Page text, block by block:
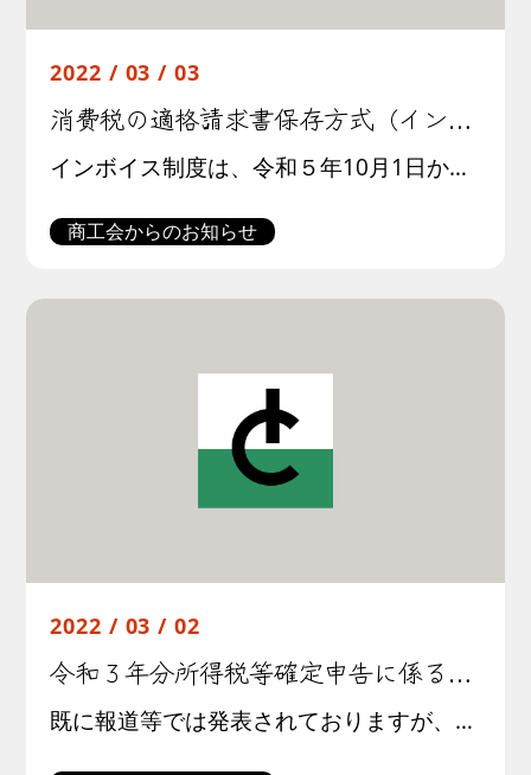
2022 / 03 / 03
消費税の適格請求書保存方式（インボイス制度）の施行に向けた周知について
インボイス制度は、令和５年10月1日から導入が予定されており、買い手として消費税の仕入税額控除のためには原則としてインボイスの保存が必要になり、売り手としてインボイスの交付を行うためには、令和３年10月から開始されている […]
商工会からのお知らせ
2022 / 03 / 02
令和３年分所得税等確定申告に係る新型コロナウイルス感染症の影響により申告期限までの申告等が困難な方への対応について
既に報道等では発表されておりますが、オミクロン株による感染の急速な拡大に伴い、令和３年分確定申告について新型コロナウイルス感染症の影響により申告が困難な方については、令和４年４月15日までの間、簡易な方法により申告・納付 […]